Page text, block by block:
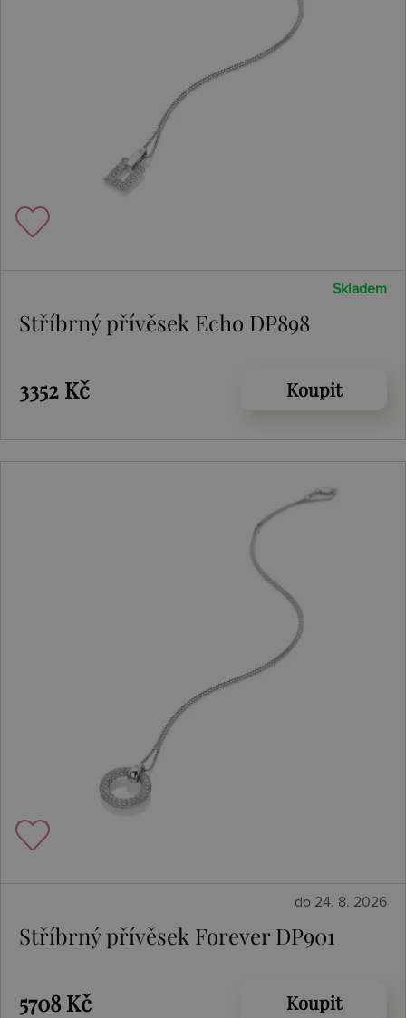
Skladem
Stříbrný přívěsek Echo DP898
3352 Kč Koupit
do 24. 8. 2026
Stříbrný přívěsek Forever DP901
5708 Kč Koupit